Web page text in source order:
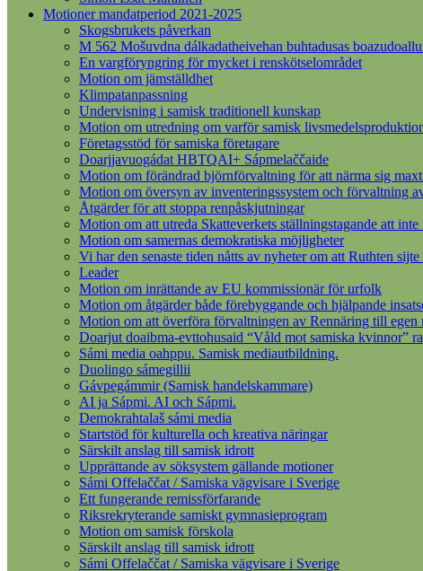
Motioner mandatperiod 2021-2025
Skogsbrukets påverkan
M 562 Mošuvdna dálkadatheivehan buhtadusas
En vargföryngring för mycket i renskötselområdet
Motion om jämställdhet
Klimpatanpassning
Undervisning i samisk traditionell kunskap
Motion om utredning om varför samisk
Företagsstöd för samiska företagare
Doarjjavuogádat HBTQAI+ Sápmelaččaide
Motion om förändrad björnförvaltning för att närma sig
Motion om översyn av inventeringssystem och förvaltning
Åtgärder för att stoppa renpåskjutningar
Motion om att utreda Skatteverkets ställningstagande att
Motion om samernas demokratiska möjligheter
Vi har den senaste tiden nåtts av nyheter om att Ruthten
Leader
Motion om inrättande av EU kommissionär för urfolk
Motion om åtgärder både förebyggande och hjälpande
Motion om att överföra förvaltningen av Rennäring till egen
Doarjut doaibma-evttohusaid “Våld mot samiska kvinnor”
Sámi media oahppu. Samisk mediautbildning.
Duolingo sámegillii
Gávpegámmir (Samisk handelskammare)
AI ja Sápmi. AI och Sápmi.
Demokrahtalaš sámi media
Startstöd för kulturella och kreativa näringar
Särskilt anslag till samisk idrott
Upprättande av söksystem gällande motioner
Sámi Offelaččat / Samiska vägvisare i Sverige
Ett fungerande remissförfarande
Riksrekryterande samiskt gymnasieprogram
Motion om samisk förskola
Särskilt anslag till samisk idrott
Sámi Offelaččat / Samiska vägvisare i Sverige